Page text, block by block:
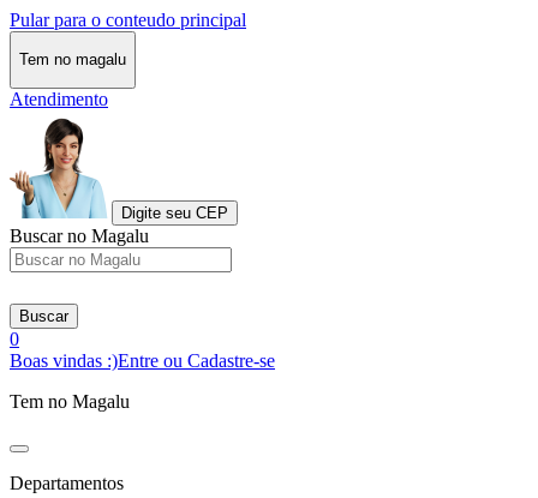
Pular para o conteudo principal
Tem no magalu
Atendimento
Digite seu CEP
Buscar no Magalu
Buscar
0
Boas vindas :)Entre ou Cadastre-se
Tem no Magalu
Departamentos